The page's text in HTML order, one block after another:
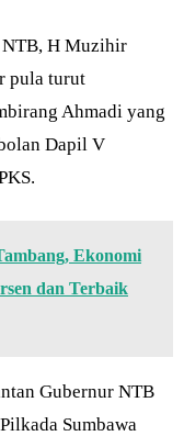
NTB, H Muzihir
pula turut
Ahmadi yang
Dapil V
Ekonomi
dan Terbaik
Gubernur NTB
Sumbawa